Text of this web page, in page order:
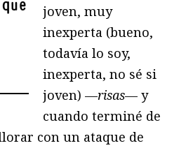
joven, muy
inexperta (bueno,
todavía lo soy,
inexperta, no sé si
joven) —risas— y
cuando terminé de
con un ataque de